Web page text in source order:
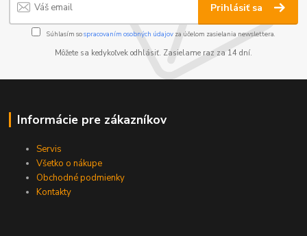
Prihlásiť sa
Súhlasím sospracovaním osobných údajov za účelom zasielania newslettera.
Môžete sa kedykoľvek odhlásiť. Zasielame raz za 14 dní.
Informácie pre zákazníkov
Servis
Všetko o nákupe
Obchodné podmienky
Kontakty